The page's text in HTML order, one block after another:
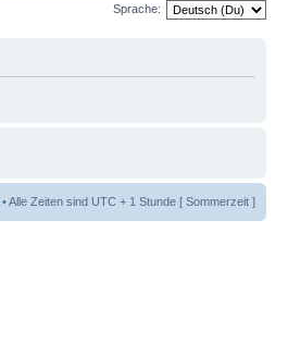
Sprache:
• Alle Zeiten sind UTC + 1 Stunde [ Sommerzeit ]